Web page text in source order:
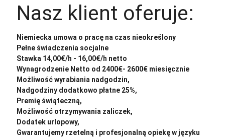
Nasz klient oferuje:
Niemiecka umowa o pracę na czas nieokreślony
Pełne świadczenia socjalne
Stawka 14,00€/h - 16,00€/h netto
Wynagrodzenie Netto od 2400€- 2600€ miesięcznie
Możliwość wyrabiania nadgodzin,
Nadgodziny dodatkowo płatne 25%,
Premię świąteczną,
Możliwość otrzymywania zaliczek,
Dodatek urlopowy,
Gwarantujemy rzetelną i profesjonalną opiekę w języku